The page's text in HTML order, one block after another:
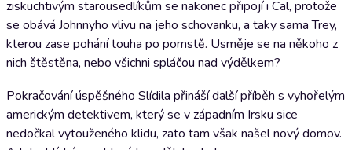
ziskuchtivým starousedlíkům se nakonec připojí i Cal, protože
se obává Johnnyho vlivu na jeho schovanku, a taky sama Trey,
kterou zase pohání touha po pomstě. Usměje se na někoho z
nich štěstěna, nebo všichni spláčou nad výdělkem?
Pokračování úspěšného Slídila přináší další příběh s vyhořelým
americkým detektivem, který se v západním Irsku sice
nedočkal vytouženého klidu, zato tam však našel nový domov.